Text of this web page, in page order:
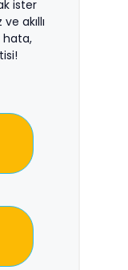
ister
akıllı
hata,